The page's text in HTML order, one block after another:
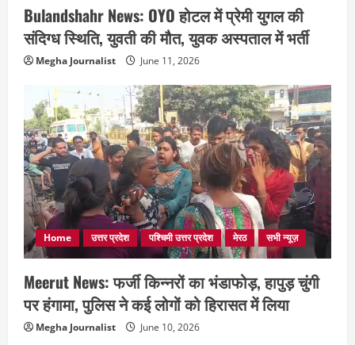
Bulandshahr News: OYO होटल में प्रेमी युगल की
संदिग्ध स्थिति, युवती की मौत, युवक अस्पताल में भर्ती
Megha Journalist June 11, 2026
Home उत्तर प्रदेश पश्चिमी उत्तर प्रदेश मेरठ सभी न्यूज़
Meerut News: फर्जी किन्नरों का भंडाफोड़, हापुड़ चुंगी
पर हंगामा, पुलिस ने कई लोगों को हिरासत में लिया
Megha Journalist June 10, 2026